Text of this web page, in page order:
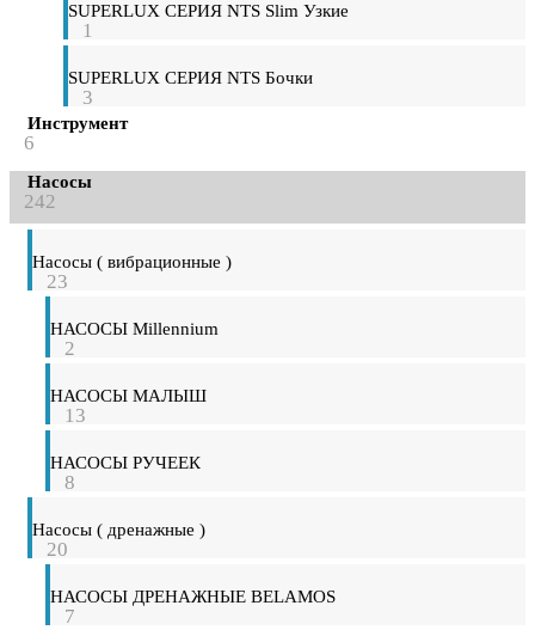
SUPERLUX СЕРИЯ NTS Slim Узкие
1
SUPERLUX СЕРИЯ NTS Бочки
3
Инструмент
6
Насосы
242
Насосы ( вибрационные )
23
НАСОСЫ Millennium
2
НАСОСЫ МАЛЫШ
13
НАСОСЫ РУЧЕЕК
8
Насосы ( дренажные )
20
НАСОСЫ ДРЕНАЖНЫЕ BELAMOS
7